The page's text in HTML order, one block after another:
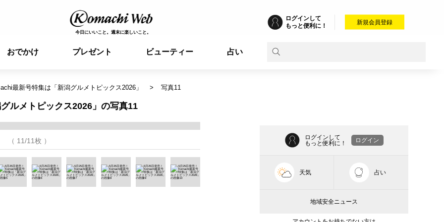
今日にいいこと。週末に楽しいこと。
ログインして
もっと便利に！
新規会員登録
おでかけ プレゼント ビューティー 占い
最新号特集は「新潟グルメトピックス2026」 写真11
ルメトピックス2026」の写真11
（ 11/11枚 ）
ログインして
もっと便利に！
ログイン
天気 占い
地域安全ニュース